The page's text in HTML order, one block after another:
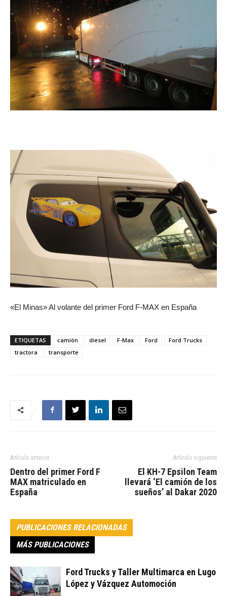
«El Minas» Al volante del primer Ford F-MAX en España
ETIQUETAS camión diesel F-Max Ford
Ford Trucks
tractora
transporte
Artículo anterior
Dentro del primer Ford F
MAX matriculado en
España
Artículo siguiente
El KH-7 Epsilon Team
llevará ‘El camión de los
sueños’ al Dakar 2020
PUBLICACIONES RELACIONADAS
MÁS PUBLICACIONES
Ford Trucks y Taller Multimarca en Lugo
López y Vázquez Automoción